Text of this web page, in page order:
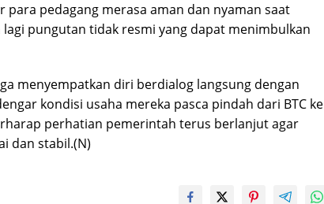
pedagang merasa aman dan nyaman saat
pungutan tidak resmi yang dapat menimbulkan
menyempatkan diri berdialog langsung dengan
kondisi usaha mereka pasca pindah dari BTC ke
perhatian pemerintah terus berlanjut agar
dan stabil.(N)